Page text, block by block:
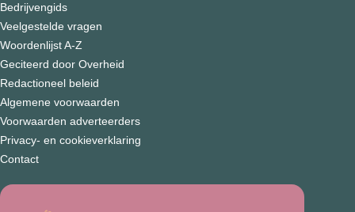
Bedrijvengids
Veelgestelde vragen
Woordenlijst A-Z
Geciteerd door Overheid
Redactioneel beleid
Algemene voorwaarden
Voorwaarden adverteerders
Privacy- en cookieverklaring
Contact